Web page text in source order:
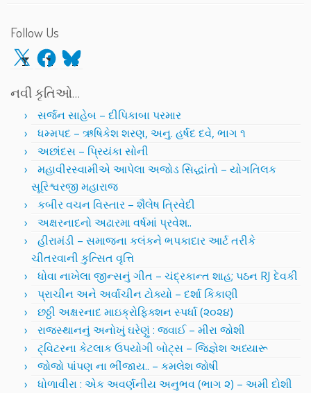
Follow Us
X Facebook
Bluesky
નવી કૃતિઓ…
સર્જન સાહેબ – દીપિકાબા પરમાર
ધમ્મપદ – ઋષિકેશ શરણ, અનુ. હર્ષદ દવે, ભાગ ૧
અછાંદસ – પ્રિયંકા સોની
મહાવીરસ્વામીએ આપેલા અજોડ સિદ્ધાંતો – યોગતિલક
સૂરિશ્વરજી મહારાજ
કબીર વચન વિસ્તાર – શૈલેષ ત્રિવેદી
અક્ષરનાદનો અઢારમા વર્ષમાં પ્રવેશ..
હીરામંડી – સમાજના કલંકને ભપકાદાર આર્ટ તરીકે
ચીતરવાની કુત્સિત વૃત્તિ
ધોવા નાખેલા જીન્સનું ગીત – ચંદ્રકાન્ત શાહ; પઠન RJ દેવકી
પ્રાચીન અને અર્વાચીન ટોક્યો – દર્શા કિકાણી
છઠ્ઠી અક્ષરનાદ માઇક્રોફિક્શન સ્પર્ધા (૨૦૨૪)
રાજસ્થાનનું અનોખું ઘરેણું : જવાઈ – મીરા જોશી
ટ્વિટરના કેટલાક ઉપયોગી બોટ્સ – જિજ્ઞેશ અધ્યારૂ
જોજો પાંપણ ના ભીંજાય.. – કમલેશ જોષી
ધોળાવીરા : એક અવર્ણનીય અનુભવ (ભાગ ૨) – અમી દોશી